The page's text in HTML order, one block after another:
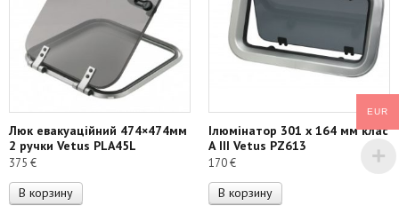
Люк евакуаційний 474×474мм
2 ручки Vetus PLA45L
375 €
В корзину
Ілюмінатор 301 х 164 мм клас
А III Vetus PZ613
170€
В корзину
EUR